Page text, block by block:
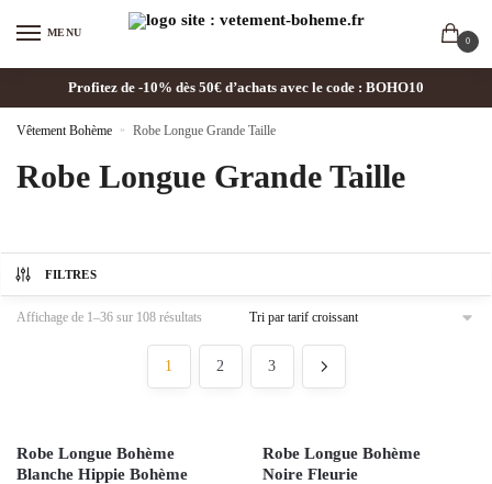
MENU
0
Profitez de -10% dès 50€ d’achats avec le code : BOHO10
Vêtement Bohème » Robe Longue Grande Taille
Robe Longue Grande Taille
FILTRES
Affichage de 1–36 sur 108 résultats
1 2 3
Robe Longue Bohème
Blanche Hippie Bohème
Robe Longue Bohème
Noire Fleurie